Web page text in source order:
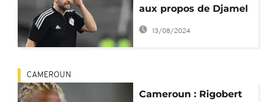
aux propos de Djamel
Belmadi, la polémique
enfle
13/08/2024
CAMEROUN
Cameroun : Rigobert